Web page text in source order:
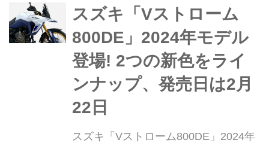
のをご存知ですか?この映像が無茶苦
スズキ「Vストローム
800DE」2024年モデル
登場! 2つの新色をライ
ンナップ、発売日は2月
22日
スズキ「Vストローム800DE」2024年